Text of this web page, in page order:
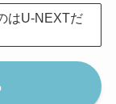
はU-NEXTだ